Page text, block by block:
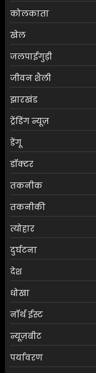
कोलकाता
खेल
जलपाईगुड़ी
जीवन शैली
झारखंड
ट्रेंडिंग न्यूज़
डेंगू
डॉक्टर
तकनीक
तकनीकी
त्योहार
दुर्घटना
देश
धोखा
नॉर्थ ईस्ट
न्यूज़बीट
पर्यावरण